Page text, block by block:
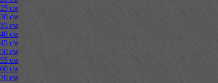
25 см
30 см
35 см
40 см
45 см
50 см
55 см
60 см
70 см